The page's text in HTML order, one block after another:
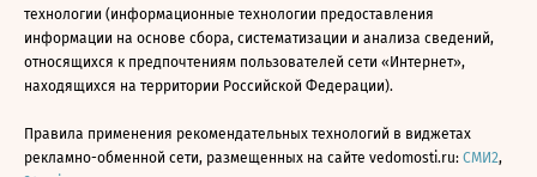
технологии (информационные технологии предоставления
информации на основе сбора, систематизации и анализа сведений,
относящихся к предпочтениям пользователей сети «Интернет»,
находящихся на территории Российской Федерации).
Правила применения рекомендательных технологий в виджетах
рекламно-обменной сети, размещенных на сайте vedomosti.ru: СМИ2,